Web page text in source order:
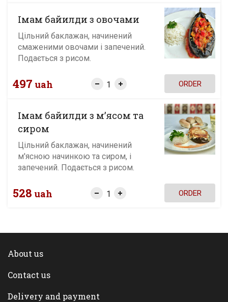
Імам байилди з овочами
Цільний баклажан, начинений
смаженими овочами і запечений.
Подається з рисом.
497 uah ORDER
Імам байилди з м’ясом та
сиром
Цільний баклажан, начинений
м'ясною начинкою та сиром, і
запечений. Подається з рисом.
528 uah ORDER
About us
Contact us
Delivery and payment